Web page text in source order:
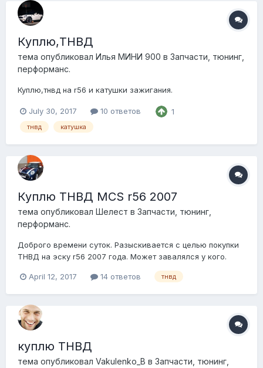
Куплю,ТНВД
тема опубликовал Илья МИНИ 900 в Запчасти, тюнинг,
перформанс.
Куплю,тнвд на r56 и катушки зажигания.
July 30, 2017 10 ответов 1
тнвд катушка
Куплю ТНВД MCS r56 2007
тема опубликовал Шелест в Запчасти, тюнинг,
перформанс.
Доброго времени суток. Разыскивается с целью покупки
ТНВД на эску r56 2007 года. Может завалялся у кого.
April 12, 2017 14 ответов тнвд
куплю ТНВД
тема опубликовал Vakulenko_B в Запчасти, тюнинг,